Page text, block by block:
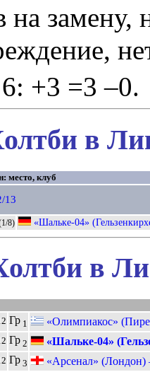
на замену,
+3 =3 –0.
в
место, клуб
13
8) «Шальке-04»
в
Гр 1
«Олимпиакос»
Гр 2
«Шальке-04»
Гр 3
«Арсенал» (Лондон)